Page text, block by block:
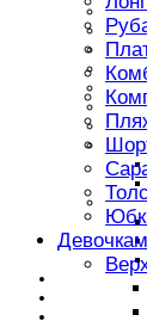
Поло
ОБУВЬ
Аксессуары
НОВИНКИ
Девочкам